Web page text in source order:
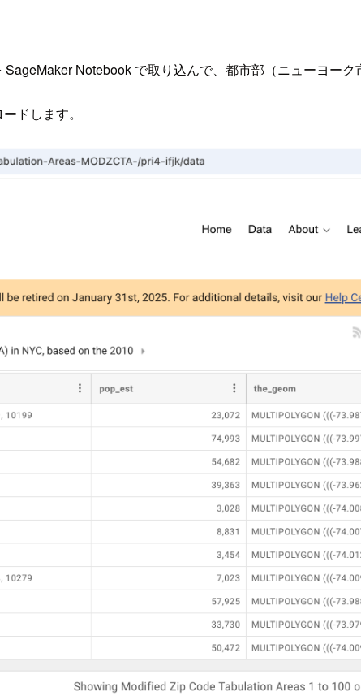
Notebook で取り込んで、都市部（ニューヨーク
ドします。